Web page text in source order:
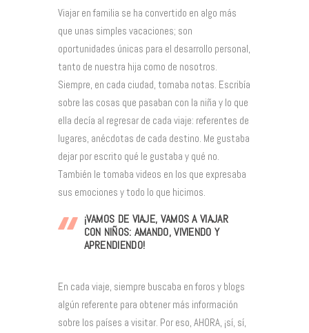
Viajar en familia se ha convertido en algo más
que unas simples vacaciones; son
oportunidades únicas para el desarrollo personal,
tanto de nuestra hija como de nosotros.
Siempre, en cada ciudad, tomaba notas. Escribía
sobre las cosas que pasaban con la niña y lo que
ella decía al regresar de cada viaje: referentes de
lugares, anécdotas de cada destino. Me gustaba
dejar por escrito qué le gustaba y qué no.
También le tomaba videos en los que expresaba
sus emociones y todo lo que hicimos.
¡VAMOS DE VIAJE, VAMOS A VIAJAR
CON NIÑOS: AMANDO, VIVIENDO Y
APRENDIENDO!
En cada viaje, siempre buscaba en foros y blogs
algún referente para obtener más información
sobre los países a visitar. Por eso, AHORA, ¡sí, sí,